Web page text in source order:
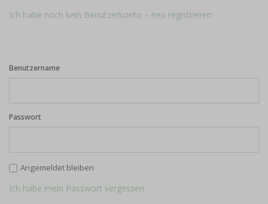
Ich habe noch kein Benutzerkonto – neu registrieren
Benutzername
Passwort
Angemeldet bleiben
Ich habe mein Passwort vergessen.